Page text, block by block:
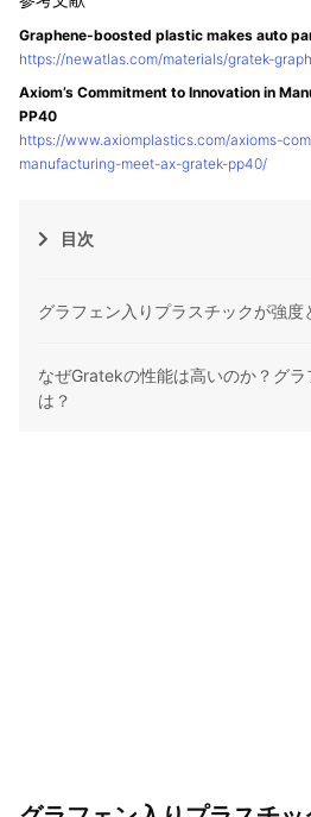
Graphene-boosted plastic makes auto
https://newatlas.com/materials/gratek-
Axiom’s Commitment to Innovation in
PP40
https://www.axiomplastics.com/axioms-
manufacturing-meet-ax-gratek-pp40/
目次
グラフェン入りプラスチックが強
なぜGratekの性能は高いのか？グ
は？